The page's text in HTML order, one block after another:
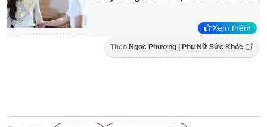
Xem thêm
Theo Ngọc Phương | Phụ Nữ Sức Khỏe